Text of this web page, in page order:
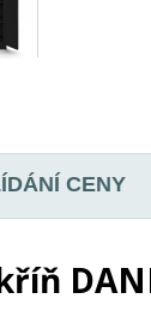
CENY